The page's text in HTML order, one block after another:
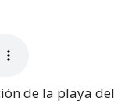
de la playa del